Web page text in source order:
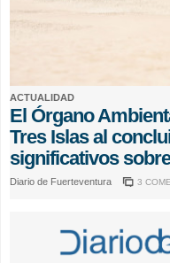
ACTUALIDAD
El Órgano
Tres Islas al
significativos
Diario de Fuerteventura 3